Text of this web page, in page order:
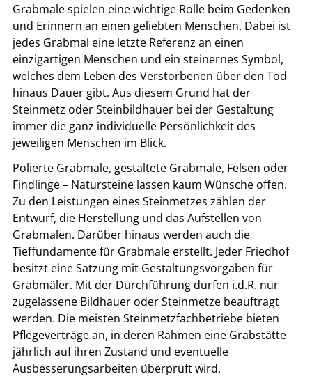
Grabmale spielen eine wichtige Rolle beim Gedenken
und Erinnern an einen geliebten Menschen. Dabei ist
jedes Grabmal eine letzte Referenz an einen
einzigartigen Menschen und ein steinernes Symbol,
welches dem Leben des Verstorbenen über den Tod
hinaus Dauer gibt. Aus diesem Grund hat der
Steinmetz oder Steinbildhauer bei der Gestaltung
immer die ganz individuelle Persönlichkeit des
jeweiligen Menschen im Blick.
Polierte Grabmale, gestaltete Grabmale, Felsen oder
Findlinge – Natursteine lassen kaum Wünsche offen.
Zu den Leistungen eines Steinmetzes zählen der
Entwurf, die Herstellung und das Aufstellen von
Grabmalen. Darüber hinaus werden auch die
Tieffundamente für Grabmale erstellt. Jeder Friedhof
besitzt eine Satzung mit Gestaltungsvorgaben für
Grabmäler. Mit der Durchführung dürfen i.d.R. nur
zugelassene Bildhauer oder Steinmetze beauftragt
werden. Die meisten Steinmetzfachbetriebe bieten
Pflegeverträge an, in deren Rahmen eine Grabstätte
jährlich auf ihren Zustand und eventuelle
Ausbesserungsarbeiten überprüft wird.